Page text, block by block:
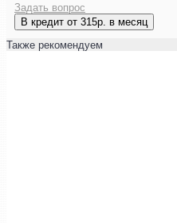
Задать вопрос
В кредит от 315р. в месяц
Также рекомендуем